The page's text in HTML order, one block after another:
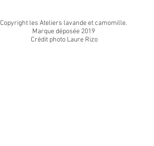
Copyright les Ateliers lavande et camomille.
Marque déposée 2019
Crédit photo Laure Rizo